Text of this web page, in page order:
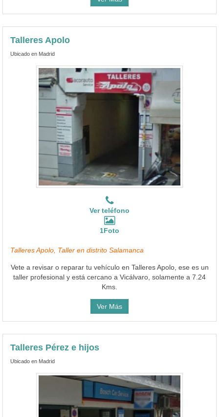
Talleres Apolo
Ubicado en Madrid
Ver teléfono
1Foto
Talleres Apolo, Taller en distrito Salamanca
Vete a revisar o reparar tu vehículo en Talleres Apolo, ese es un
taller profesional y está cercano a Vicálvaro, solamente a 7.24
Kms.
Ver Más
Talleres Pérez e hijos
Ubicado en Madrid